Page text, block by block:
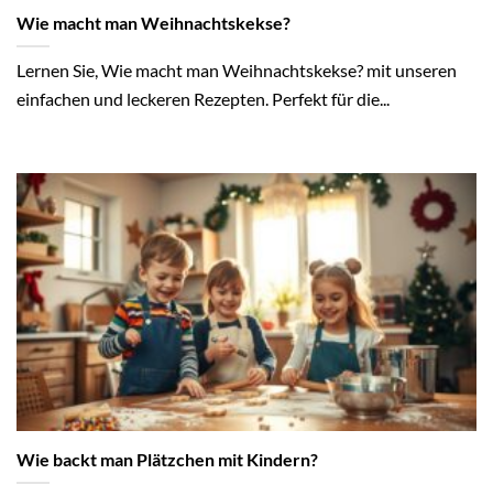
Wie macht man Weihnachtskekse?
Lernen Sie, Wie macht man Weihnachtskekse? mit unseren
einfachen und leckeren Rezepten. Perfekt für die...
Wie backt man Plätzchen mit Kindern?